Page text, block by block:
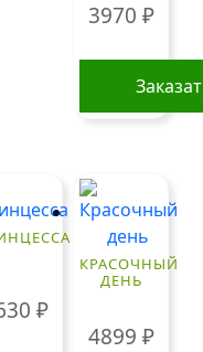
3970 ₽
₽
КРАСОЧНЫЙ
ДЕНЬ
4899 ₽